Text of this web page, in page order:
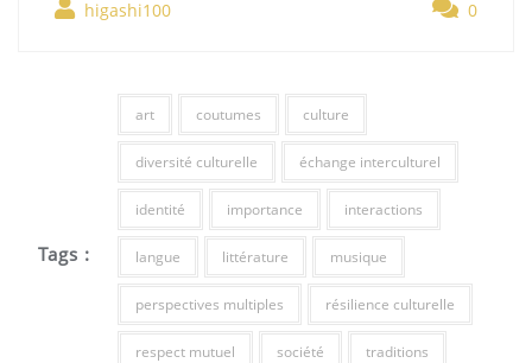
higashi100 0
Tags :
art coutumes culture
diversité culturelle échange interculturel
identité importance interactions
langue littérature musique
perspectives multiples résilience culturelle
respect mutuel société traditions